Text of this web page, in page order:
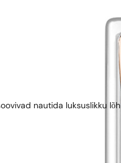
nautida luksuslikku